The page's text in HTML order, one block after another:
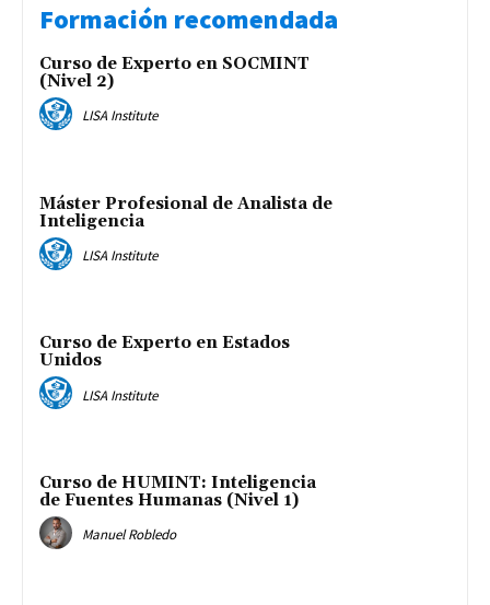
Formación recomendada
Curso de Experto en SOCMINT
(Nivel 2)
LISA Institute
Máster Profesional de Analista de
Inteligencia
LISA Institute
Curso de Experto en Estados
Unidos
LISA Institute
Curso de HUMINT: Inteligencia
de Fuentes Humanas (Nivel 1)
Manuel Robledo